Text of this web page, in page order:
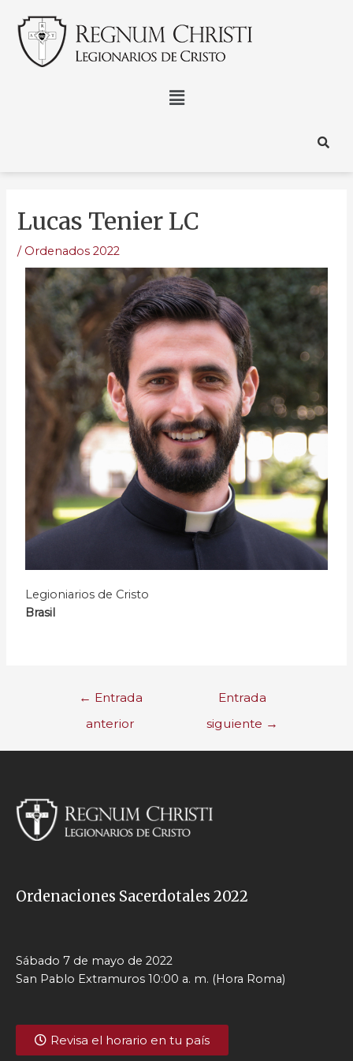
Lucas Tenier LC
/ Ordenados 2022
Legioniarios de Cristo
Brasil
← Entrada
anterior
Entrada
siguiente →
Ordenaciones Sacerdotales 2022
Sábado 7 de mayo de 2022
San Pablo Extramuros 10:00 a. m. (Hora Roma)
Revisa el horario en tu país